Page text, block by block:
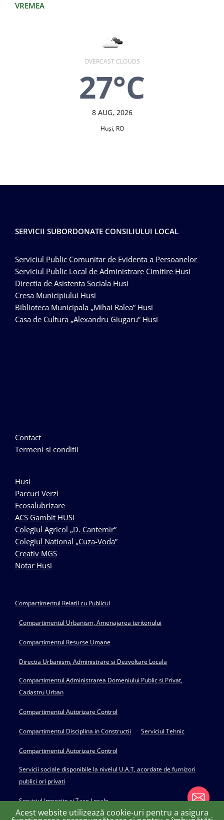
VREMEA
OVERCAST CLOUDS
27°C
8 AUG, 2026
Huşi, RO
SERVICII SUBORDONATE CONSILIULUI LOCAL
Serviciul Public Comunitar de Evidenta a Persoanelor
Serviciul Public Local de Administrare Cimitire Husi
Directia de Asistenta Sociala Husi
Cresa Municipiului Husi
Biblioteca Municipala „Mihai Ralea” Husi
Casa de Cultura „Alexandru Giugaru” Husi
Contact
Termeni si conditii
Husi
Parcuri Verzi
Ecosalubrizare
ACS Gambit HUSI
Colegiul Agricol „D. Cantemir”
Colegiul National „Cuza-Voda”
Creativ MGS
Notar Husi
Compartimentul Relatii cu Publicul
Compartimentul Urbanism, Amenajarea teritoriului
Compartimentul Resurse Umane
Directia Urbanism, Administrare si Dezvoltare Locala
Compartimentul Administrarea Domeniului Public si Privat,
Cadastru Urban
Compartimentul Autorizare Control
Compartimentul Disciplina in Constructii Serviciul Tehnic
Compartimentul Autorizare Control
Servicii sociale disponibile la nivelul U.A.T, acordate de furnizori
publici ori privati
Serviciul Impozite si Taxe Locale
Acest website utilizează cookie-uri pentru a asigura